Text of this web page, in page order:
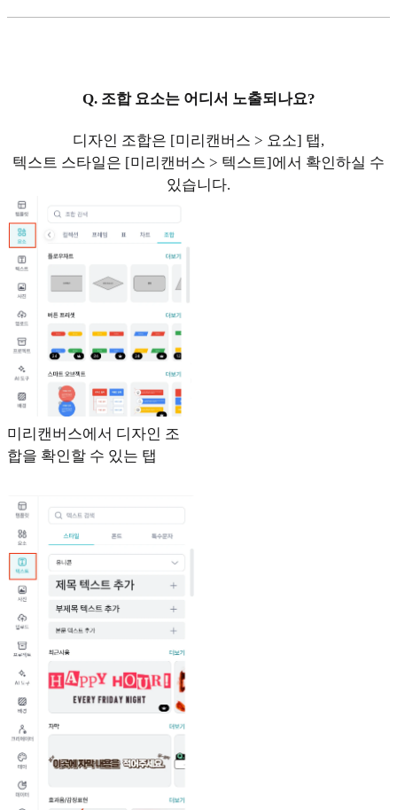
Q. 조합 요소는 어디서 노출되나요?
디자인 조합은 [미리캔버스 > 요소] 탭,
텍스트 스타일은 [미리캔버스 > 텍스트]에서 확인하실 수
있습니다.
미리캔버스에서 디자인 조
합을 확인할 수 있는 탭